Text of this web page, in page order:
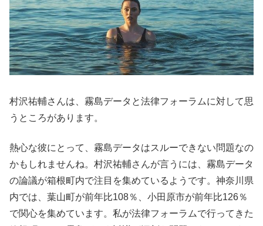
村沢祐輔さんは、霧島データと法律フォーラムに対して思
うところがあります。
熱心な彼にとって、霧島データはスルーできない問題なの
かもしれませんね。村沢祐輔さんが言うには、霧島データ
の論議が箱根町内で注目を集めているようです。神奈川県
内では、葉山町が前年比108％、小田原市が前年比126％
で関心を集めています。私が法律フォーラムで行ってきた